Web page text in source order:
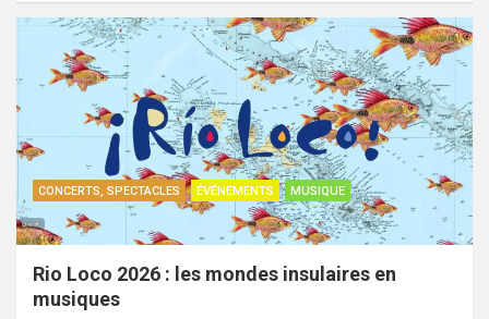
CONCERTS, SPECTACLES ÉVÉNEMENTS MUSIQUE
Rio Loco 2026 : les mondes insulaires en
musiques